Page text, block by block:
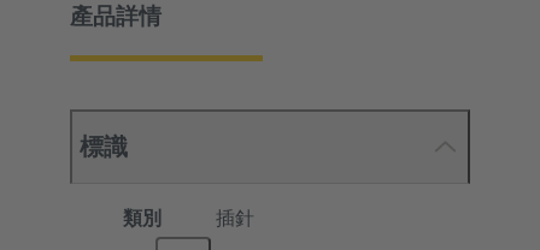
產品詳情
標識
類別 插針